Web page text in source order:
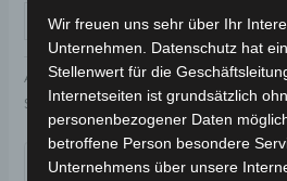
IN DEN
Artikelnummer:3M409-4001A-00
Schlagwörter:Bremsanlage,
Garantiert sicherer
Wir freuen uns sehr über Ihr
Unternehmen. Datenschutz hat
Stellenwert für die
Internetseiten ist grundsätzlich
personenbezogener Daten
betroffene Person besondere
Unternehmens über unsere